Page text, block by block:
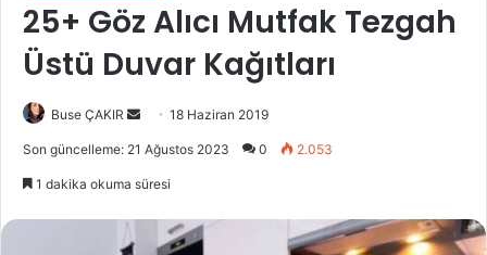
25+ Göz Alıcı Mutfak Tezgah
Üstü Duvar Kağıtları
Buse ÇAKIR
e
-
18 Haziran 2019
Son güncelleme: 21 Ağustos 2023 0 2.053
1 dakika okuma süresi